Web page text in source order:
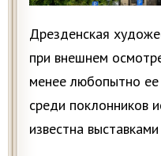
Дрезденская
при внешнем
менее любопытно
среди поклонников
известна